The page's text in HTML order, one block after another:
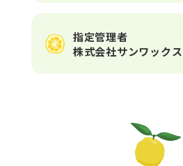
指定管理者
株式会社サンワックス